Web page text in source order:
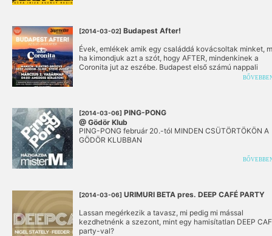
[2014-03-02] Budapest After!
Évek, emlékek amik egy családdá kovácsoltak minket,
ha kimondjuk azt a szót, hogy AFTER, mindenkinek a
Coronita jut az eszébe. Budapest első számú nappali
partisorozata az UP!ba költözött. A hónap első
[2014-03-06] PING-PONG
@ Gödör Klub
PING-PONG február 20.-tól MINDEN CSÜTÖRTÖKÖN A
GÖDÖR KLUBBAN
[2014-03-06] URIMURI BETA pres. DEEP CAFÉ PARTY
Lassan megérkezik a tavasz, mi pedig mi mással
kezdhetnénk a szezont, mint egy hamisítatlan DEEP
party-val?